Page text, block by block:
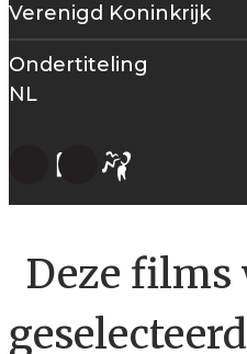
Verenigd Koninkrijk
Ondertiteling
NL
Deze films